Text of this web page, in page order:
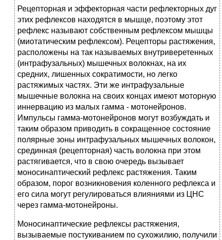
Рецепторная и эффекторная части рефлекторных дуг
этих рефлексов находятся в мышце, поэтому этот
рефлекс называют собственным рефлексом мышцы
(миотатическим рефлексом). Рецепторы растяжения,
расположены на так называемых внутриверетенных
(интрафузальных) мышечных волокнах, на их
средних, лишенных сократимости, но легко
растяжимых частях. Эти же интрафузальные
мышечные волокна на своих концах имеют моторную
иннервацию из малых гамма - мотонейронов.
Импульсы гамма-мотонейронов могут возбуждать и
таким образом приводить в сокращенное состояние
полярные зоны интрафузальных мышечных волокон,
срединная (рецепторная) часть волокна при этом
растягивается, что в свою очередь вызывает
моносинаптический рефлекс растяжения. Таким
образом, порог возникновения коленного рефлекса и
его сила могут регулироваться влияниями из ЦНС
через гамма-мотонейроны.
Моносинаптические рефлексы растяжения,
вызываемые постукиванием по сухожилию, получили